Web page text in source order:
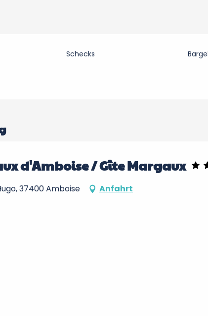
Schecks
d'Amboise / Gîte Margaux
37400 Amboise Anfahrt